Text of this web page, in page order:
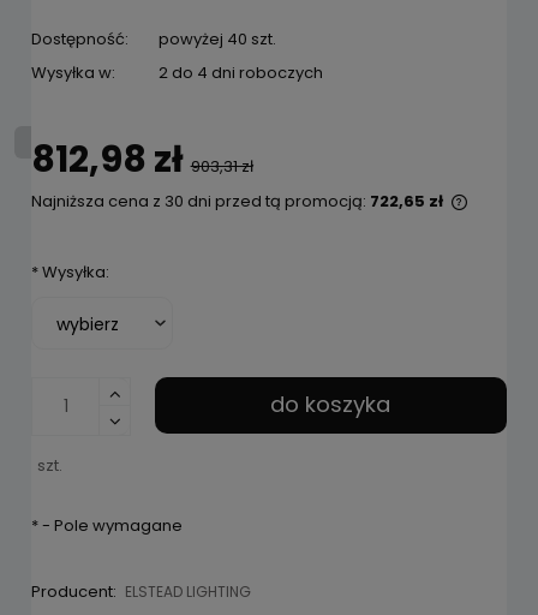
Dostępność:
powyżej 40 szt.
Wysyłka w:
2 do 4 dni roboczych
812,98 zł 903,31 zł
Najniższa cena z 30 dni przed tą promocją: 722,65 zł
*Wysyłka:
szt.
do koszyka
*- Pole wymagane
Producent: ELSTEAD LIGHTING